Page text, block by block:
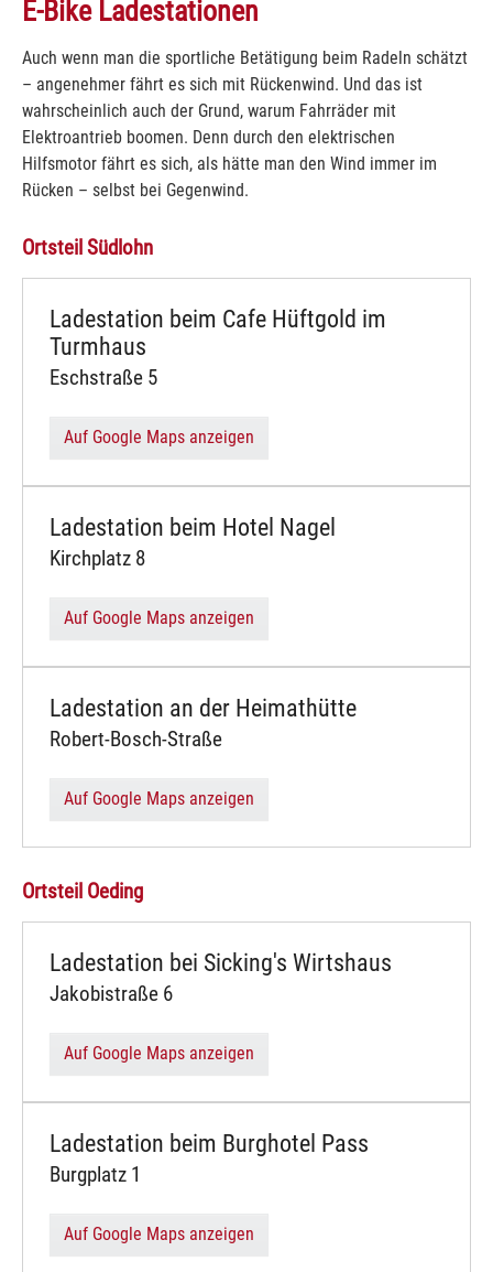
E-Bike Ladestationen
Auch wenn man die sportliche Betätigung beim Radeln schätzt
– angenehmer fährt es sich mit Rückenwind. Und das ist
wahrscheinlich auch der Grund, warum Fahrräder mit
Elektroantrieb boomen. Denn durch den elektrischen
Hilfsmotor fährt es sich, als hätte man den Wind immer im
Rücken – selbst bei Gegenwind.
Ortsteil Südlohn
Ladestation beim Cafe Hüftgold im
Turmhaus
Eschstraße 5
Auf Google Maps anzeigen
Ladestation beim Hotel Nagel
Kirchplatz 8
Auf Google Maps anzeigen
Ladestation an der Heimathütte
Robert-Bosch-Straße
Auf Google Maps anzeigen
Ortsteil Oeding
Ladestation bei Sicking's Wirtshaus
Jakobistraße 6
Auf Google Maps anzeigen
Ladestation beim Burghotel Pass
Burgplatz 1
Auf Google Maps anzeigen